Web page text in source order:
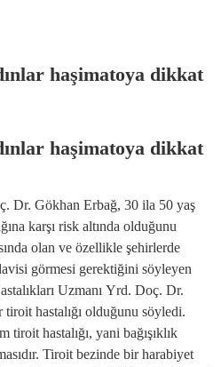
haşimatoya dikkat
haşimatoya dikkat
Dr. Gökhan Erbağ, 30 ila 50 yaş
karşı risk altında olduğunu
olan ve özellikle şehirlerde
görmesi gerektiğini söyleyen
Uzmanı Yrd. Doç. Dr.
hastalığı olduğunu söyledi.
hastalığı, yani bağışıklık
Tiroit bezinde bir harabiyet